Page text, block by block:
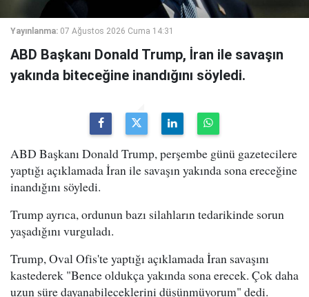
Yayınlanma: 07 Ağustos 2026 Cuma 14:31
ABD Başkanı Donald Trump, İran ile savaşın
yakında biteceğine inandığını söyledi.
ABD Başkanı Donald Trump, perşembe günü gazetecilere
yaptığı açıklamada İran ile savaşın yakında sona ereceğine
inandığını söyledi.
Trump ayrıca, ordunun bazı silahların tedarikinde sorun
yaşadığını vurguladı.
Trump, Oval Ofis'te yaptığı açıklamada İran savaşını
kastederek "Bence oldukça yakında sona erecek. Çok daha
uzun süre dayanabileceklerini düşünmüyorum" dedi.